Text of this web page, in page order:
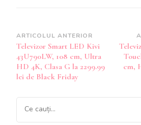
Navigare
în
articole
ARTICOLUL ANTERIOR
Televizor Smart LED Kivi
43U790LW, 108 cm, Ultra
HD 4K, Clasa G la 2299.99
lei de Black Friday
cm,
Cauți
ceva?